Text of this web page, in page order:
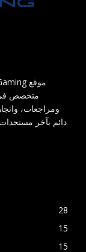
متخصص في
ومراجعات،
دائم بآخر
28
15
15